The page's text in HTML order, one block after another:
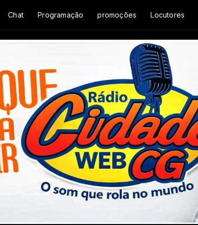
Chat Programação promoções Locutores